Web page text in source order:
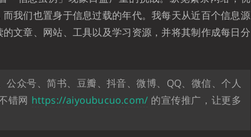
我们也置身于信息过载的年代。我每天从近百个信息源
文章、网站、工具以及学习资源，并将其制作成每日分
众号、简书、豆瓣、抖音、微博、QQ、微信、个人
错网 https://aiyoubucuo.com/ 的宣传推广，让更多